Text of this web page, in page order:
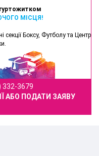
МІСЦЯ!
Боксу, Футболу та Центр
332-3679
АБО ПОДАТИ ЗАЯВУ